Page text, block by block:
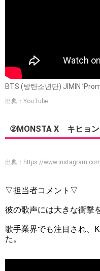
BTS (방탄소년단) JIMIN
出典：YouTube
②MONSTA X キヒョン
出典： https://www.instagram.com
▽担当者コメント▽
彼の歌声には大きな衝撃
歌手業界でも注目され、
た。